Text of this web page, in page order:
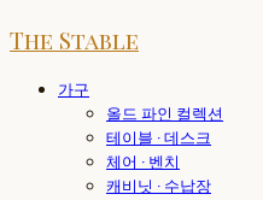
The Stable
가구
올드 파인 컬렉션
테이블 · 데스크
체어 · 벤치
캐비닛 · 수납장